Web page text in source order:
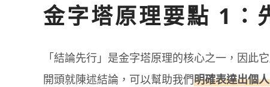
金字塔原理要點 1：
「結論先行」是金字塔原理的核心之一，因此
開頭就陳述結論，可以幫助我們明確表達出個